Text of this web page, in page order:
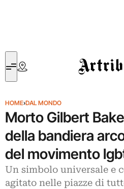
Artribune
HOME›DAL MONDO
Morto Gilbert
della bandiera
del movimento
Un simbolo universale e
agitato nelle piazze di